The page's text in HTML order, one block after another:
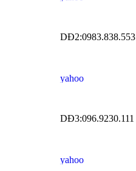
DĐ2:0983.838.553
DĐ3:096.9230.111